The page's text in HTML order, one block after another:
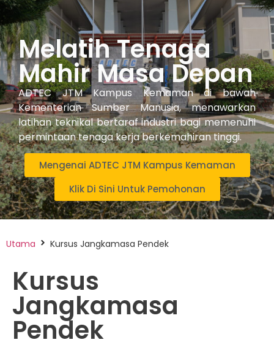
Melatih Tenaga
Mahir Masa Depan
ADTEC JTM Kampus Kemaman di bawah
Kementerian Sumber Manusia, menawarkan
latihan teknikal bertaraf industri bagi memenuhi
permintaan tenaga kerja berkemahiran tinggi.
Mengenai ADTEC JTM Kampus Kemaman
Klik Di Sini Untuk Pemohonan
Utama Kursus Jangkamasa Pendek
Kursus
Jangkamasa
Pendek